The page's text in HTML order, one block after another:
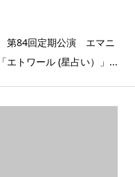
第84回定期公演 エマニ
トワール (星占い）」...